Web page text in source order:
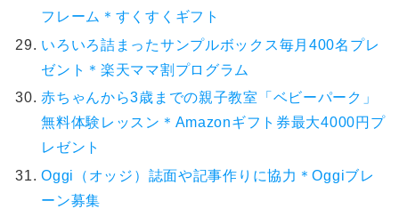
フレーム＊すくすくギフト
いろいろ詰まったサンプルボックス毎月400名プレ
ゼント＊楽天ママ割プログラム
赤ちゃんから3歳までの親子教室「ベビーパーク」
無料体験レッスン＊Amazonギフト券最大4000円プ
レゼント
Oggi（オッジ）誌面や記事作りに協力＊Oggiブレ
ーン募集